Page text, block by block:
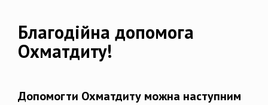
Благодійна допомога
Охматдиту!
Допомогти Охматдиту можна наступним